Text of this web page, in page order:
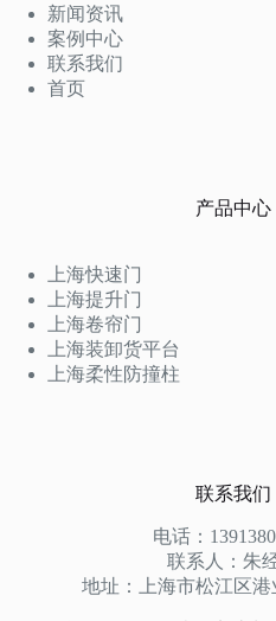
新闻资讯
案例中心
联系我们
首页
产品中心
上海快速门
上海提升门
上海卷帘门
上海装卸货平台
上海柔性防撞柱
联系我们
电话：
联系人：朱
地址：上海市松江区港